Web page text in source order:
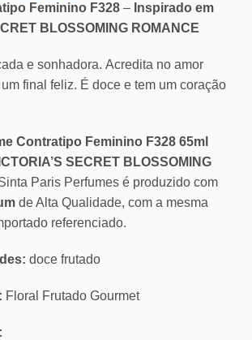
Feminino F328 – Inspirado em
BLOSSOMING ROMANCE
e sonhadora. Acredita no amor
final feliz. É doce e tem um coração
Contratipo Feminino F328 65ml
SECRET BLOSSOMING
Paris Perfumes é produzido com
de Alta Qualidade, com a mesma
referenciado.
doce frutado
Floral Frutado Gourmet